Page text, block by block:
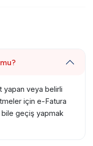
yapan veya belirli
için e-Fatura
bile geçiş yapmak